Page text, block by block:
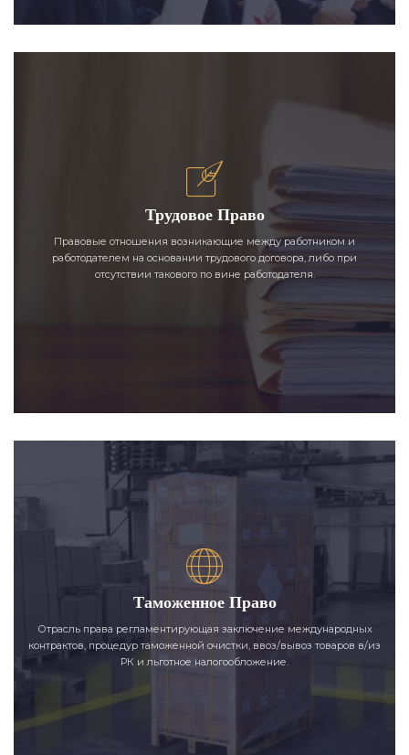
Трудовое Право
Правовые отношения возникающие между работником и
работодателем на основании трудового договора, либо при
отсутствии такового по вине работодателя.
Таможенное Право
Отрасль права регламентирующая заключение международных
контрактов, процедур таможенной очистки, ввоз/вывоз товаров в/из
РК и льготное налогообложение.